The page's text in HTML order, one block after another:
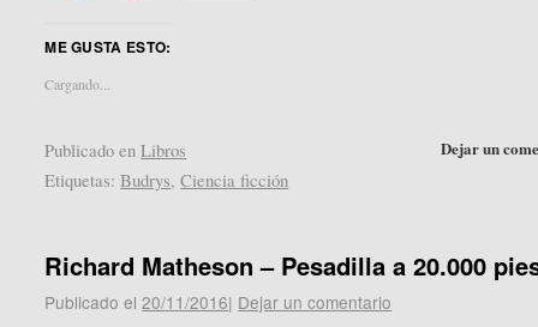
Twitter
abre
en
Pocket
ME GUSTA ESTO:
Cargando...
Dejar un
Publicado en Libros
Etiquetas: Budrys,Ciencia ficción
Richard Matheson – Pesadilla a 20.000
Publicado el 20/11/2016| Dejar un comentario